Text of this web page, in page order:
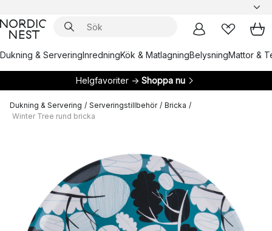
Dukning & ServeringInredningKök & MatlagningBelysningMattor &
Helgfavoriter → Shoppa nu
Dukning & Servering / Serveringstillbehör / Bricka /
Winter Tree rund bricka